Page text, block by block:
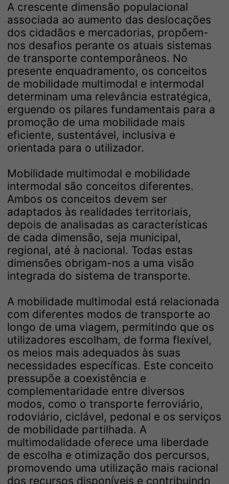
A crescente dimensão populacional
associada ao aumento das deslocações
dos cidadãos e mercadorias, propõem-
nos desafios perante os atuais sistemas
de transporte contemporâneos. No
presente enquadramento, os conceitos
de mobilidade multimodal e intermodal
determinam uma relevância estratégica,
erguendo os pilares fundamentais para a
promoção de uma mobilidade mais
eficiente, sustentável, inclusiva e
orientada para o utilizador.
Mobilidade multimodal e mobilidade
intermodal são conceitos diferentes.
Ambos os conceitos devem ser
adaptados às realidades territoriais,
depois de analisadas as características
de cada dimensão, seja municipal,
regional, até à nacional. Todas estas
dimensões obrigam-nos a uma visão
integrada do sistema de transporte.
A mobilidade multimodal está relacionada
com diferentes modos de transporte ao
longo de uma viagem, permitindo que os
utilizadores escolham, de forma flexível,
os meios mais adequados às suas
necessidades específicas. Este conceito
pressupõe a coexistência e
complementaridade entre diversos
modos, como o transporte ferroviário,
rodoviário, ciclável, pedonal e os serviços
de mobilidade partilhada. A
multimodalidade oferece uma liberdade
de escolha e otimização dos percursos,
promovendo uma utilização mais racional
dos recursos disponíveis e contribuindo